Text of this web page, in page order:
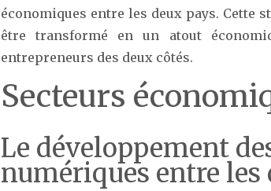
économiques entre les deux pays. Cette
être transformé en un atout
entrepreneurs des deux côtés.
Secteurs
Le développement
numériques entre les